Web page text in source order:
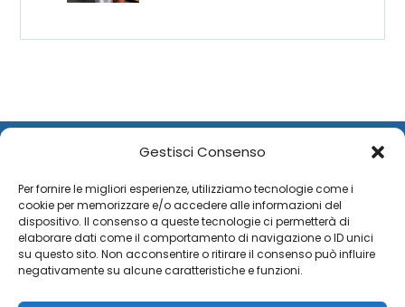
Gestisci Consenso
Per fornire le migliori esperienze, utilizziamo tecnologie come i
cookie per memorizzare e/o accedere alle informazioni del
dispositivo. Il consenso a queste tecnologie ci permetterà di
elaborare dati come il comportamento di navigazione o ID unici
su questo sito. Non acconsentire o ritirare il consenso può influire
negativamente su alcune caratteristiche e funzioni.
Copyright © 2026 Xtra Theme. All Rights Reserved.